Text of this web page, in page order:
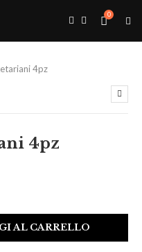
0
4pz
4pz
AL CARRELLO